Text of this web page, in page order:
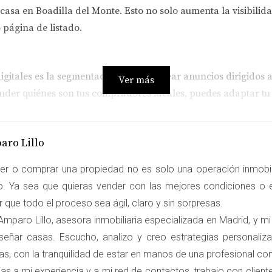
en Boadilla del Monte. Esto no solo aumenta la
de listado.
es la segmentación. Puedes crear anuncios
quiénes son tus compradores ideales, puedes adaptar
al principio, pero el retorno sobre la inversión puede
leads calificados que se traducen en ventas reales.
y minimizar costos.
en que nos comunicamos y compartimos información.
Ver más
Lillo
o comprar una propiedad no es solo una operación
Ya sea que quieras vender con las mejores condiciones
que todo el proceso sea ágil, claro y sin sorpresas.
Lillo, asesora inmobiliaria especializada en Madrid, y
casas. Escucho, analizo y creo estrategias
con la tranquilidad de estar en manos de una profesional